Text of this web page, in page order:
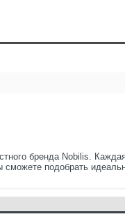
бренда Nobilis.
подобрать